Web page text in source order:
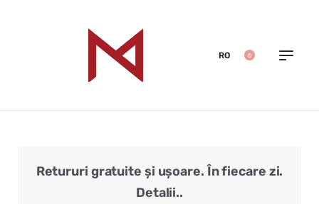
RO 0
Retururi gratuite și ușoare. În fiecare zi.
Detalii..